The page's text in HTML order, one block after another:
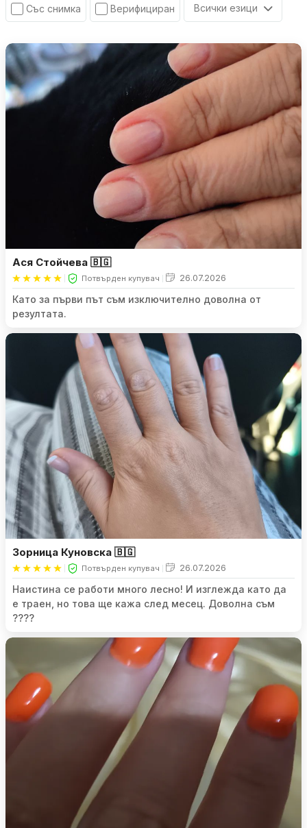
Със снимка Верифициран Всички езици
Ася Стойчева 🇧🇬
Потвърден купувач 26.07.2026
Като за първи път съм изключително доволна от
резултата.
Зорница Куновска 🇧🇬
Потвърден купувач 26.07.2026
Наистина се работи много лесно! И изглежда като да
е траен, но това ще кажа след месец. Доволна съм
????